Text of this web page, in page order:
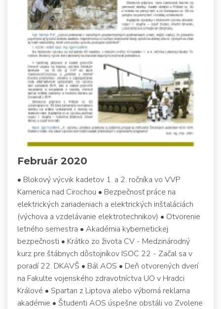
Február 2020
• Blokový výcvik kadetov 1. a 2. ročníka vo VVP
Kamenica nad Cirochou • Bezpečnosť práce na
elektrických zariadeniach a elektrických inštaláciách
(výchova a vzdelávanie elektrotechnikov) • Otvorenie
letného semestra • Akadémia kybernetickej
bezpečnosti • Krátko zo života CV - Medzinárodný
kurz pre štábnych dôstojníkov ISOC 22 - Začal sa v
poradí 22. DKAVŠ • Bál AOS • Deň otvorených dverí
na Fakulte vojenského zdravotníctva UO v Hradci
Králové • Spartan z Liptova alebo výborná reklama
akadémie • Študenti AOS úspešne obstáli vo Zvolene